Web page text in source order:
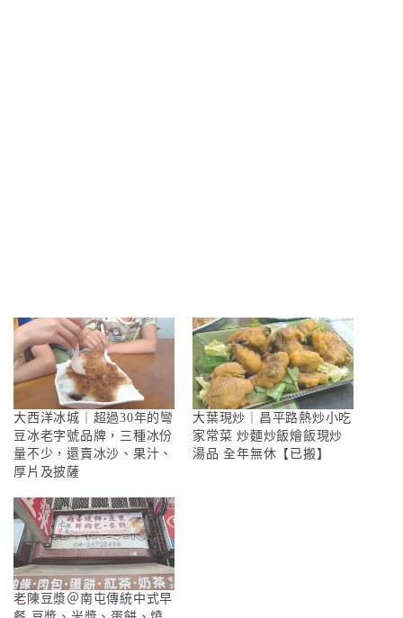
大西洋冰城｜超過30年的彎
豆冰老字號品牌，三種冰份
量不少，還賣冰沙、果汁、
厚片及披薩
大葉現炒｜昌平路熱炒小吃
家常菜 炒麵炒飯燴飯現炒
湯品 全年無休【已搬】
老陳豆漿＠南屯傳統中式早